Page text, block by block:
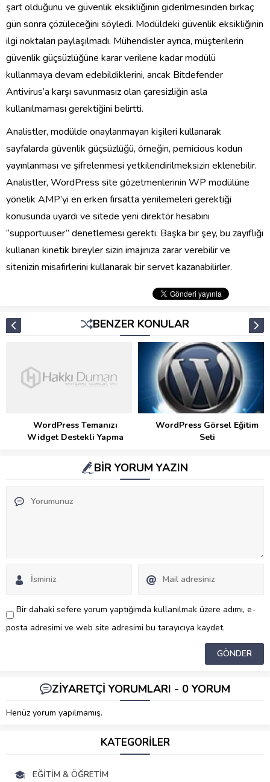
şart olduğunu ve güvenlik eksikliğinin giderilmesinden birkaç
gün sonra çözüleceğini söyledi. Modüldeki güvenlik eksikliğinin
ilgi noktaları paylaşılmadı. Mühendisler ayrıca, müşterilerin
güvenlik güçsüzlüğüne karar verilene kadar modülü
kullanmaya devam edebildiklerini, ancak Bitdefender
Antivirus’a karşı savunmasız olan çaresizliğin asla
kullanılmaması gerektiğini belirtti.
Analistler, modülde onaylanmayan kişileri kullanarak
sayfalarda güvenlik güçsüzlüğü, örneğin, pernicious kodun
yayınlanması ve şifrelenmesi yetkilendirilmeksizin eklenebilir.
Analistler, WordPress site gözetmenlerinin WP modülüne
yönelik AMP’yi en erken fırsatta yenilemeleri gerektiği
konusunda uyardı ve sitede yeni direktör hesabını
“supportuuser” denetlemesi gerekti. Başka bir şey, bu zayıflığı
kullanan kinetik bireyler sizin imajınıza zarar verebilir ve
sitenizin misafirlerini kullanarak bir servet kazanabilirler.
BENZER KONULAR
WordPress Temanızı
Widget Destekli Yapma
WordPress Görsel Eğitim
Seti
BİR YORUM YAZIN
Bir dahaki sefere yorum yaptığımda kullanılmak üzere adımı, e-
posta adresimi ve web site adresimi bu tarayıcıya kaydet.
ZİYARETÇİ YORUMLARI - 0 YORUM
Henüz yorum yapılmamış.
KATEGORİLER
EĞITIM & ÖĞRETIM